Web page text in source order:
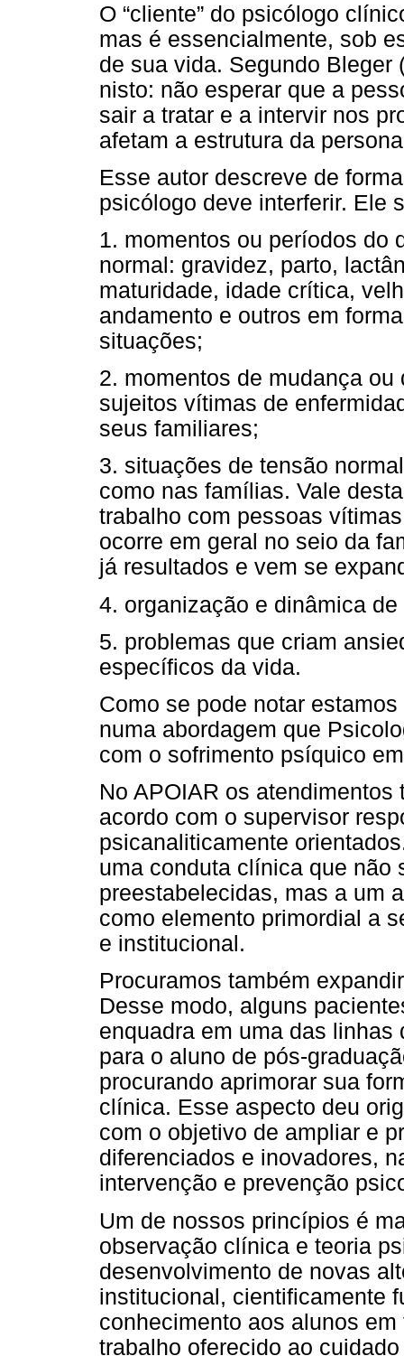
O “cliente” do psicólogo
mas é essencialmente, sob
de sua vida. Segundo Bleger
nisto: não esperar que a
sair a tratar e a intervir nos
afetam a estrutura da
Esse autor descreve de
psicólogo deve interferir. Ele
1. momentos ou períodos do
normal: gravidez, parto,
maturidade, idade crítica,
andamento e outros em
situações;
2. momentos de mudança
sujeitos vítimas de
seus familiares;
3. situações de tensão
como nas famílias. Vale
trabalho com pessoas
ocorre em geral no seio da
já resultados e vem se
4. organização e dinâmica
5. problemas que criam
específicos da vida.
Como se pode notar
numa abordagem que
com o sofrimento psíquico
No APOIAR os
acordo com o supervisor
psicanaliticamente
uma conduta clínica que não
preestabelecidas, mas a um
como elemento primordial a
e institucional.
Procuramos também
Desse modo, alguns
enquadra em uma das
para o aluno de pós-
procurando aprimorar sua
clínica. Esse aspecto deu
com o objetivo de ampliar e
diferenciados e inovadores,
intervenção e prevenção
Um de nossos princípios é
observação clínica e teoria
desenvolvimento de novas
institucional, cientificamente
conhecimento aos alunos
trabalho oferecido ao